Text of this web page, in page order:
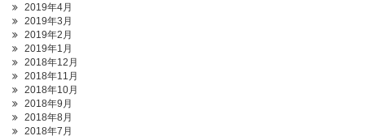
2019年4月
2019年3月
2019年2月
2019年1月
2018年12月
2018年11月
2018年10月
2018年9月
2018年8月
2018年7月